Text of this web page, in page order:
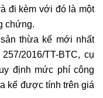
đi kèm với đó là một
chứng.
thừa kế mới nhất
2016/TT-BTC, cụ
định mức phí công
kế được tính trên giá